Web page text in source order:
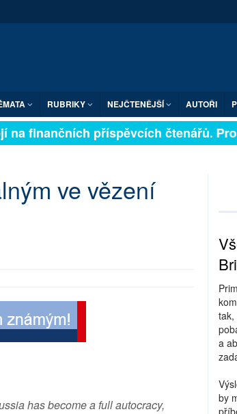
RUBRIKY NEJČTENĚJŠÍ AUTOŘI
finančních příspěvcích čtenářů.
ve vězení
has become a full autocracy,
tak,
a
by